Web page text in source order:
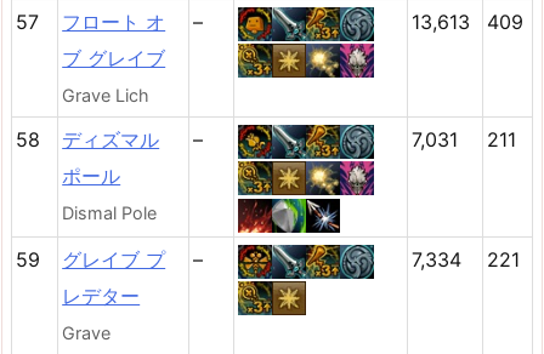
57
フロート オ
ブ グレイブ
Grave Lich
– 13,613 409
58
ディズマル
ポール
Dismal Pole
– 7,031 211
59
グレイブ プ
レデター
Grave
– 7,334 221